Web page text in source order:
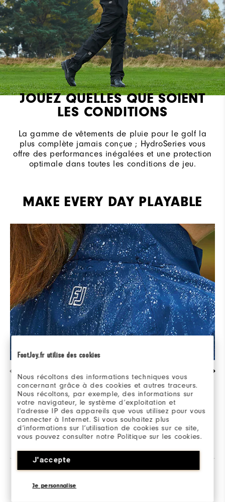
FootJoy.fr utilise des cookies
Nous récoltons des informations techniques vous
concernant grâce à des cookies et autres traceurs.
Nous récoltons, par exemple, des informations sur
votre navigateur, le système d’exploitation et
l’adresse IP des appareils que vous utilisez pour vous
connecter à Internet. Si vous souhaitez plus
d’informations sur l’utilisation de cookies sur ce site,
vous pouvez consulter notre Politique sur les cookies.
J'accepte
Je personnalise
JOUEZ QUELLES QUE SOIENT
LES CONDITIONS
La gamme de vêtements de pluie pour le golf la
plus complète jamais conçue ; HydroSeries vous
offre des performances inégalées et une protection
optimale dans toutes les conditions de jeu.
MAKE EVERY DAY PLAYABLE
PROTECTION CONTRE LES CONDITIONS
EXTRÊMES
Tissu garanti imperméable : jusqu’à 35 000
mm / 23 000 g/m².
Complete the Look